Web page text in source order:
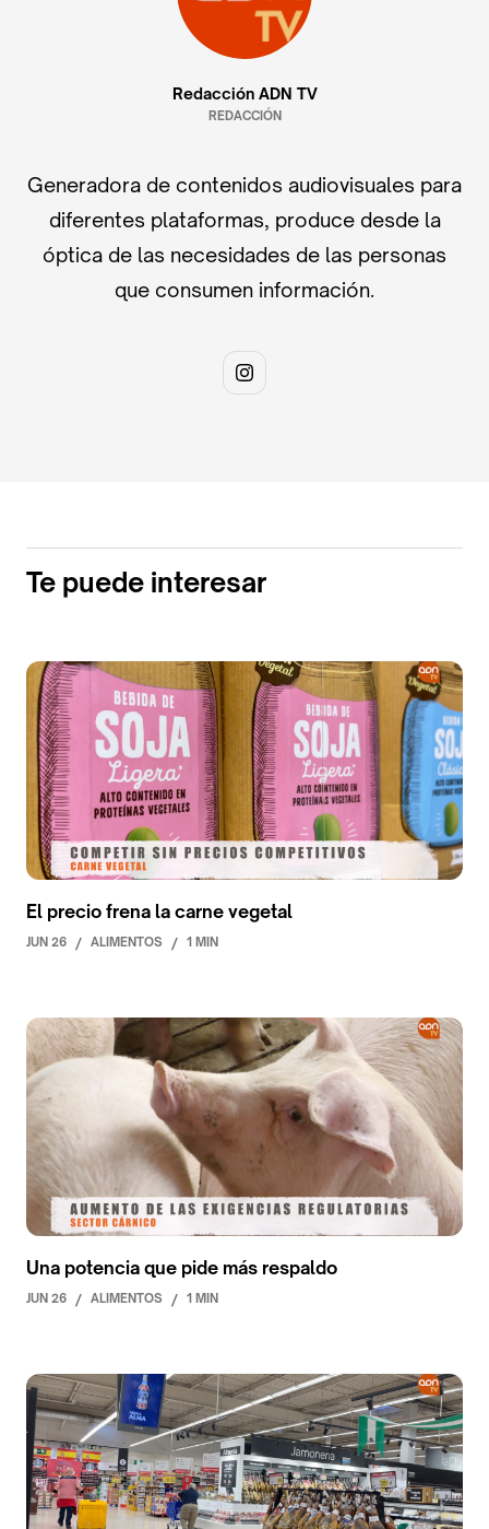
Redacción ADN TV
REDACCIÓN
Generadora de contenidos audiovisuales para
diferentes plataformas, produce desde la
óptica de las necesidades de las personas
que consumen información.
Te puede interesar
El precio frena la carne vegetal
JUN 26 / ALIMENTOS / 1 MIN
Una potencia que pide más respaldo
JUN 26 / ALIMENTOS / 1 MIN